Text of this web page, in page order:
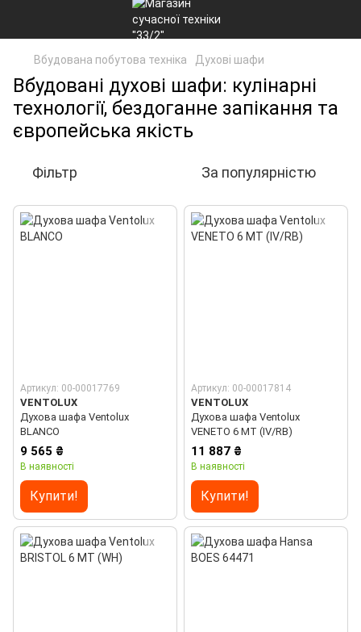
Вбудована побутова техніка Духові шафи
Вбудовані духові шафи: кулінарні
технології, бездоганне запікання та
європейська якість
Фільтр За популярністю
Артикул: 00-00017769
VENTOLUX
Духова шафа Ventolux
BLANCO
9 565 ₴
В наявності
Купити!
Артикул: 00-00017814
VENTOLUX
Духова шафа Ventolux
VENETO 6 MT (IV/RB)
11 887 ₴
В наявності
Купити!